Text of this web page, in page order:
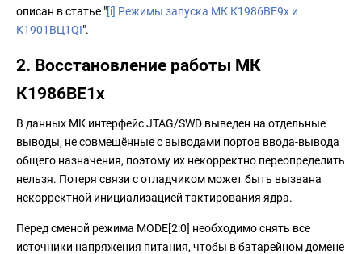
описан в статье "[i] Режимы запуска МК К1986ВЕ9х и
К1901ВЦ1QI".
2. Восстановление работы МК
К1986ВЕ1х
В данных МК интерфейс JTAG/SWD выведен на отдельные
выводы, не совмещённые с выводами портов ввода-вывода
общего назначения, поэтому их некорректно переопределить
нельзя. Потеря связи с отладчиком может быть вызвана
некорректной инициализацией тактирования ядра.
Перед сменой режима MODE[2:0] необходимо снять все
источники напряжения питания, чтобы в батарейном домене